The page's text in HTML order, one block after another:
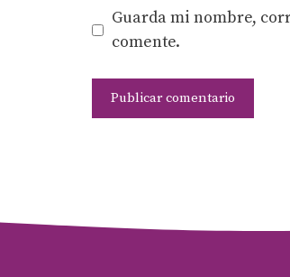
Guarda mi nombre,
comente.